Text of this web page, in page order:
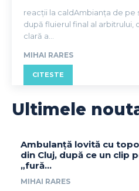
reacții la caldAmbianța de pe
după fluierul final al arbitrului,
clară a...
MIHAI RARES
CITESTE
Ultimele
Ambulanță lovită cu
din Cluj, după ce un clip
„fură…
MIHAI RARES